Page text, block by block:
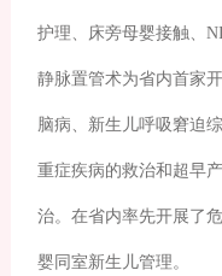
护理、床旁母婴接触、
静脉置管术为省内首家
脑病、新生儿呼吸窘迫
重症疾病的救治和超早
治。在省内率先开展了
婴同室新生儿管理。